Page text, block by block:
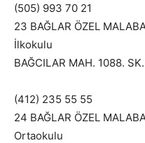
(505) 993 70 21
23 BAĞLAR ÖZEL
İlkokulu
BAĞCILAR MAH. 1088.
(412) 235 55 55
24 BAĞLAR ÖZEL
Ortaokulu